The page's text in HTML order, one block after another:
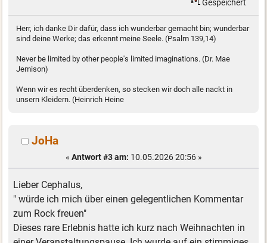
Gespeichert
Herr, ich danke Dir dafür, dass ich wunderbar gemacht bin; wunderbar
sind deine Werke; das erkennt meine Seele. (Psalm 139,14)
Never be limited by other people's limited imaginations. (Dr. Mae
Jemison)
Wenn wir es recht überdenken, so stecken wir doch alle nackt in
unsern Kleidern. (Heinrich Heine
JoHa
« Antwort #3 am: 10.05.2026 20:56 »
Lieber Cephalus,
" würde ich mich über einen gelegentlichen Kommentar
zum Rock freuen"
Dieses rare Erlebnis hatte ich kurz nach Weihnachten in